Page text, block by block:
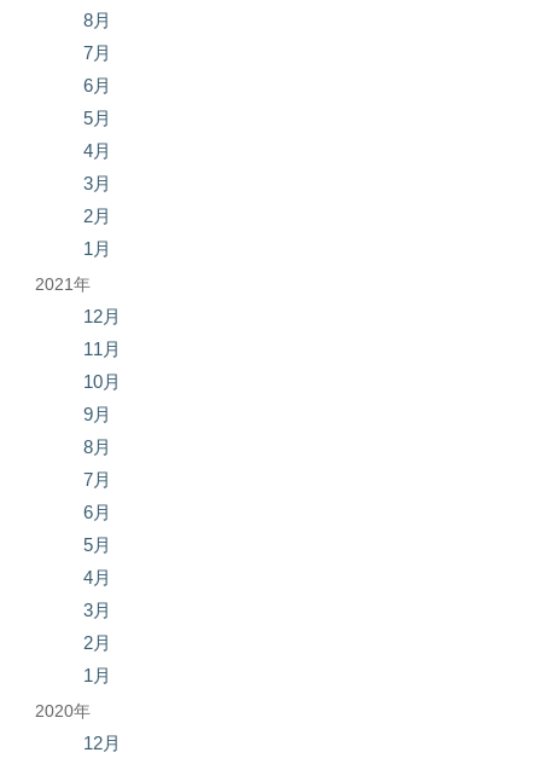
8月
7月
6月
5月
4月
3月
2月
1月
2021年
12月
11月
10月
9月
8月
7月
6月
5月
4月
3月
2月
1月
2020年
12月